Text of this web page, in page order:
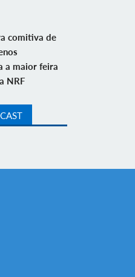
comitiva de
a maior feira
NRF